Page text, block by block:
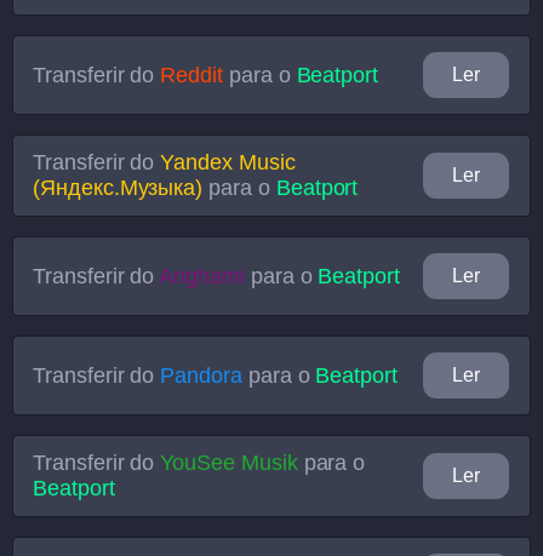
Transferir do Redditpara o Beatport Ler
Transferir doYandex Music
(Яндекс.Музыка) para o Beatport
Ler
Transferir do Anghami para o Beatport Ler
Transferir do Pandora para o Beatport Ler
Transferir doYouSee Musikpara o
Beatport
Ler